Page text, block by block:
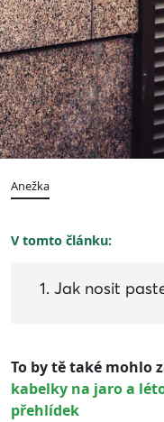
Anežka
V tomto článku:
Jak nosit
To by tě také mohlo
kabelky na jaro a
přehlídek